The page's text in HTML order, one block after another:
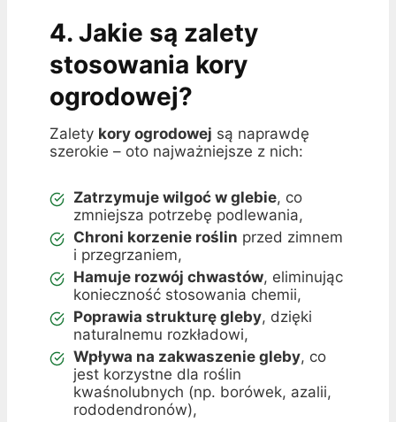
4. Jakie są zalety
stosowania kory
ogrodowej?
Zalety kory ogrodowej są naprawdę
szerokie – oto najważniejsze z nich:
Zatrzymuje wilgoć w glebie, co
zmniejsza potrzebę podlewania,
Chroni korzenie roślin przed zimnem
i przegrzaniem,
Hamuje rozwój chwastów, eliminując
konieczność stosowania chemii,
Poprawia strukturę gleby, dzięki
naturalnemu rozkładowi,
Wpływa na zakwaszenie gleby, co
jest korzystne dla roślin
kwaśnolubnych (np. borówek, azalii,
rododendronów),